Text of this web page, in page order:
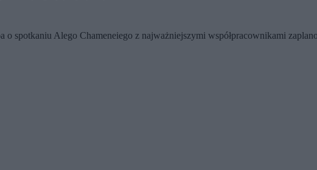
o spotkaniu Alego Chameneiego z najważniejszymi współpracownikami